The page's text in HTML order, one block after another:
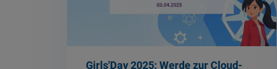
Girls'Day 2025: Werde zur Cloud-